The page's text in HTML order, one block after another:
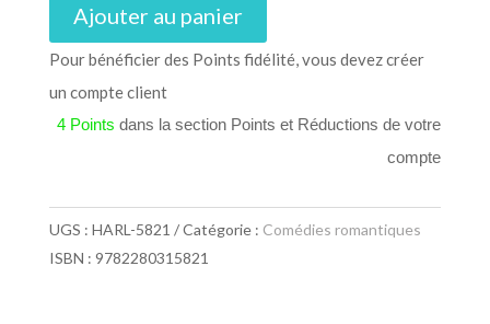
Ajouter au panier
Pour bénéficier des Points fidélité, vous devez créer
un compte client
4 Points dans la section Points et Réductions de votre
compte
UGS : HARL-5821 Catégorie : Comédies romantiques
ISBN : 9782280315821